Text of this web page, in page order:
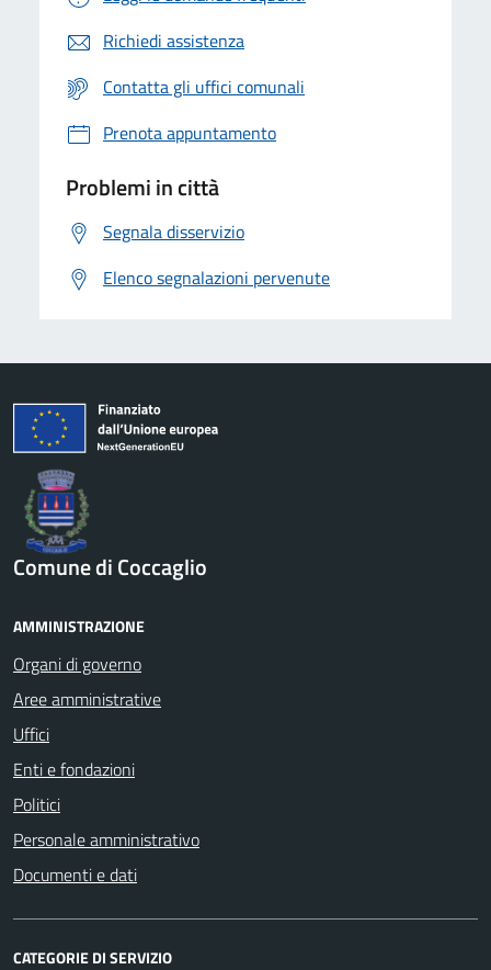
Richiedi assistenza
Contatta gli uffici comunali
Prenota appuntamento
Problemi in città
Segnala disservizio
Elenco segnalazioni pervenute
Comune di Coccaglio
AMMINISTRAZIONE
Organi di governo
Aree amministrative
Uffici
Enti e fondazioni
Politici
Personale amministrativo
Documenti e dati
CATEGORIE DI SERVIZIO